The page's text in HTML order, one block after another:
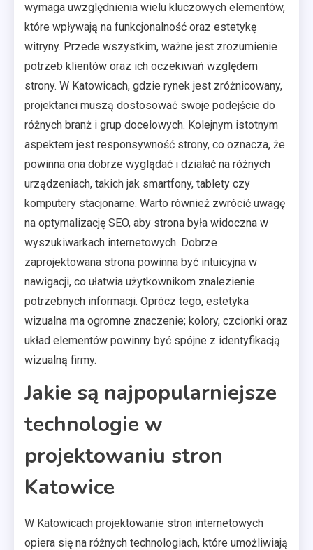
wymaga uwzględnienia wielu kluczowych elementów,
które wpływają na funkcjonalność oraz estetykę
witryny. Przede wszystkim, ważne jest zrozumienie
potrzeb klientów oraz ich oczekiwań względem
strony. W Katowicach, gdzie rynek jest zróżnicowany,
projektanci muszą dostosować swoje podejście do
różnych branż i grup docelowych. Kolejnym istotnym
aspektem jest responsywność strony, co oznacza, że
powinna ona dobrze wyglądać i działać na różnych
urządzeniach, takich jak smartfony, tablety czy
komputery stacjonarne. Warto również zwrócić uwagę
na optymalizację SEO, aby strona była widoczna w
wyszukiwarkach internetowych. Dobrze
zaprojektowana strona powinna być intuicyjna w
nawigacji, co ułatwia użytkownikom znalezienie
potrzebnych informacji. Oprócz tego, estetyka
wizualna ma ogromne znaczenie; kolory, czcionki oraz
układ elementów powinny być spójne z identyfikacją
wizualną firmy.
Jakie są najpopularniejsze
technologie w
projektowaniu stron
Katowice
W Katowicach projektowanie stron internetowych
opiera się na różnych technologiach, które umożliwiają